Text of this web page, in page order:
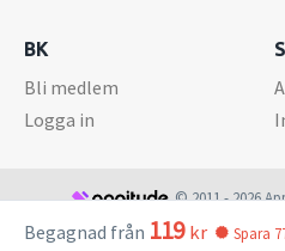
Begagnad från 119kr Spara
BK
Bli medlem
Logga in
© 2011 - 2026